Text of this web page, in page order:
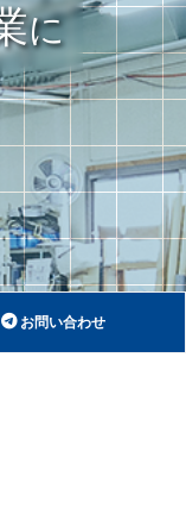
に
お問い合わせ